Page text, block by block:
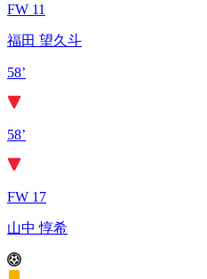
FW 11
福田 望久斗
58’
58’
FW 17
山中 惇希